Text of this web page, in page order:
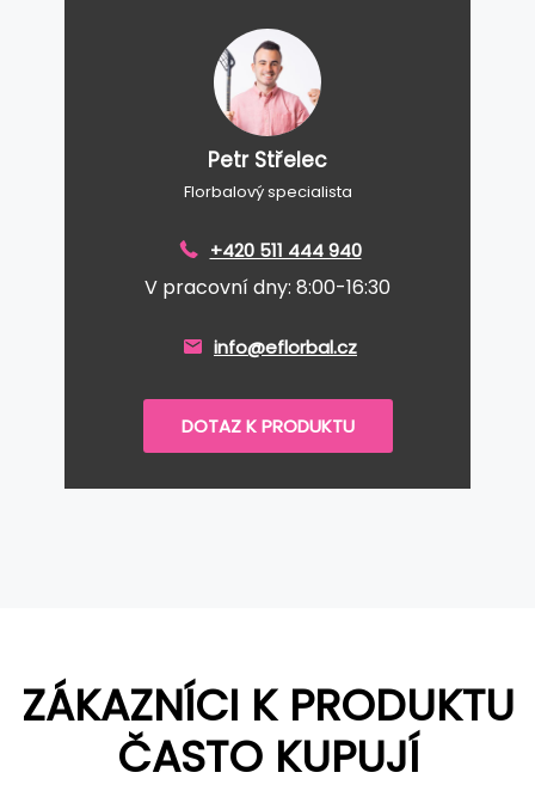
Petr Střelec
Florbalový specialista
+420 511 444 940
V pracovní dny: 8:00-16:30
info@eflorbal.cz
DOTAZ K PRODUKTU
ZÁKAZNÍCI K PRODUKTU
ČASTO KUPUJÍ